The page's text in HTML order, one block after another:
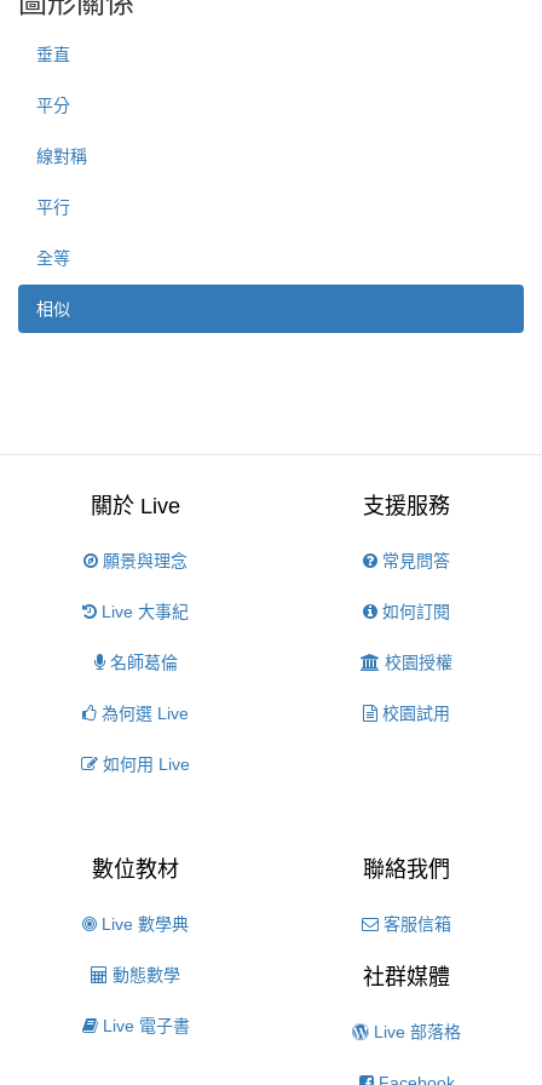
垂直
平分
線對稱
平行
全等
相似
關於 Live
願景與理念
Live 大事紀
名師葛倫
為何選 Live
如何用 Live
支援服務
常見問答
如何訂閱
校園授權
校園試用
數位教材
Live 數學典
動態數學
Live 電子書
聯絡我們
客服信箱
社群媒體
Live 部落格